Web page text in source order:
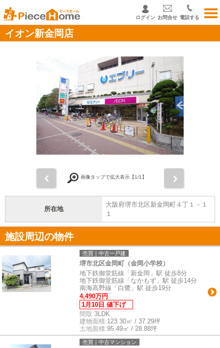
ログイン お問合せ 電話する
イオン新金岡店
画像タップで拡大表示【1/1】
所在地
大阪府堺市北区新金岡町４丁１－１
１
施設周辺の物件
売買｜中古一戸建
堺市北区金岡町（金岡小学校）
地下鉄御堂筋線「新金岡」駅 徒歩8分
地下鉄御堂筋線「なかもず」駅 徒歩14分
南海高野線「白鷺」駅 徒歩19分
4,490万円
1月10日 値下げ
間取:3LDK
建物面積:123.30㎡ / 37.29坪
土地面積:95.49㎡ / 28.88坪
売買｜中古マンション